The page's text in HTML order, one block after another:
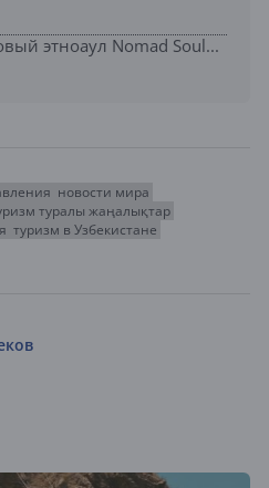
этноаул Nomad Soul...
новости мира
туралы жаңалықтар
туризм в Узбекистане